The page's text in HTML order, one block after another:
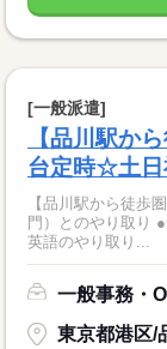
[一般派遣]
【品川駅か
台定時☆土日
【品川駅から徒歩
門）とのやり取り
英語のやり取り...
一般事務・
東京都港区/